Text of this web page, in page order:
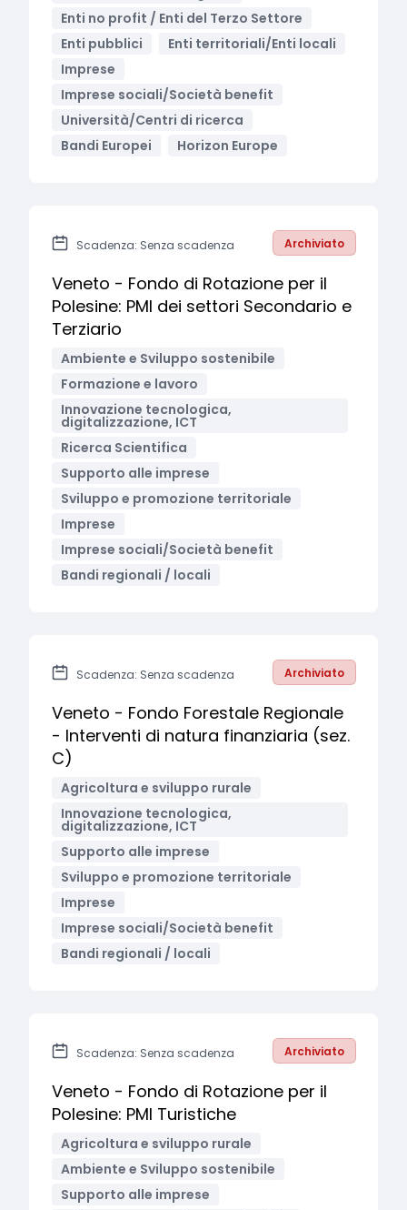
Enti no profit / Enti del Terzo Settore
Enti pubblici
Enti territoriali/Enti locali
Imprese
Imprese sociali/Società benefit
Università/Centri di ricerca
Bandi Europei
Horizon Europe
Scadenza: Senza scadenza Archiviato
Veneto - Fondo di Rotazione per il
Polesine: PMI dei settori Secondario e
Terziario
Ambiente e Sviluppo sostenibile
Formazione e lavoro
Innovazione tecnologica,
digitalizzazione, ICT
Ricerca Scientifica
Supporto alle imprese
Sviluppo e promozione territoriale
Imprese
Imprese sociali/Società benefit
Bandi regionali / locali
Scadenza: Senza scadenza Archiviato
Veneto - Fondo Forestale Regionale
- Interventi di natura finanziaria (sez.
C)
Agricoltura e sviluppo rurale
Innovazione tecnologica,
digitalizzazione, ICT
Supporto alle imprese
Sviluppo e promozione territoriale
Imprese
Imprese sociali/Società benefit
Bandi regionali / locali
Scadenza: Senza scadenza Archiviato
Veneto - Fondo di Rotazione per il
Polesine: PMI Turistiche
Agricoltura e sviluppo rurale
Ambiente e Sviluppo sostenibile
Supporto alle imprese